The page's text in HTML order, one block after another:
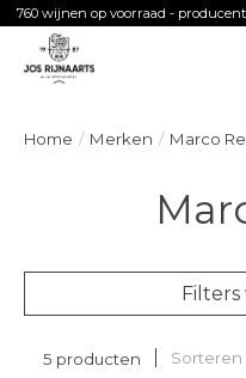
760 wijnen op voorraad -
Home / Merken / Marco
5 producten Sorteren